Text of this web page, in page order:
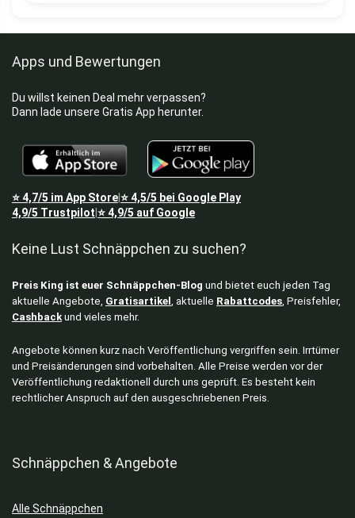
Apps und Bewertungen
Du willst keinen Deal mehr verpassen?
Dann lade unsere Gratis App herunter.
⭐4,7/5 im App Store⭐4,5/5 bei Google Play
4,9/5 Trustpilot ⭐4,9/5 auf Google
Keine Lust Schnäppchen zu suchen?
Preis King ist euer Schnäppchen-Blog und bietet euch jeden Tag
aktuelle Angebote, Gratisartikel , aktuelle Rabattcodes , Preisfehler,
Cashback und vieles mehr.
Angebote können kurz nach Veröffentlichung vergriffen sein. Irrtümer
und Preisänderungen sind vorbehalten. Alle Preise werden vor der
Veröffentlichung redaktionell durch uns geprüft. Es besteht kein
rechtlicher Anspruch auf den ausgeschriebenen Preis.
Schnäppchen & Angebote
Alle Schnäppchen